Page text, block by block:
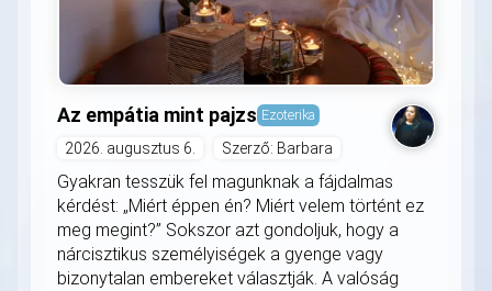
Az empátia mint pajzs Ezoterika
2026. augusztus 6. Szerző: Barbara
Gyakran tesszük fel magunknak a fájdalmas
kérdést: „Miért éppen én? Miért velem történt ez
meg megint?” Sokszor azt gondoljuk, hogy a
nárcisztikus személyiségek a gyenge vagy
bizonytalan embereket választják. A valóság